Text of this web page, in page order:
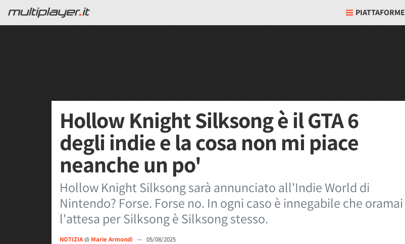
PIATTAFORME
Hollow Knight Silksong è il GTA 6
degli indie e la cosa non mi piace
neanche un po'
Hollow Knight Silksong sarà annunciato all'Indie World di
Nintendo? Forse. Forse no. In ogni caso è innegabile che oramai
l'attesa per Silksong è Silksong stesso.
NOTIZIAdi Marie Armondi — 05/08/2025